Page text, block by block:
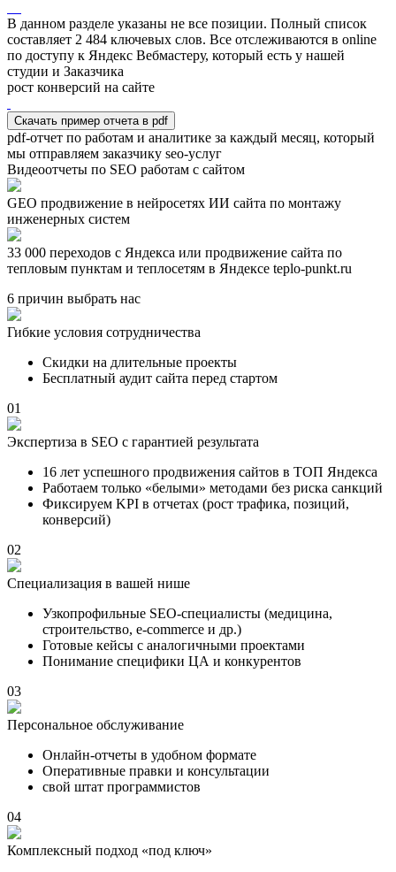
В данном разделе указаны не все позиции. Полный список
составляет 2 484 ключевых слов. Все отслеживаются в online
по доступу к Яндекс Вебмастеру, который есть у нашей
студии и Заказчика
рост конверсий на сайте
Скачать пример отчета в pdf
pdf-отчет по работам и аналитике за каждый месяц, который
мы отправляем заказчику seo-услуг
Видеоотчеты по SEO работам с сайтом
GEO продвижение в нейросетях ИИ сайта по монтажу
инженерных систем
33 000 переходов с Яндекса или продвижение сайта по
тепловым пунктам и теплосетям в Яндексе teplo-punkt.ru
6 причин выбрать нас
Гибкие условия сотрудничества
Скидки на длительные проекты
Бесплатный аудит сайта перед стартом
01
Экспертиза в SEO с гарантией результата
16 лет успешного продвижения сайтов в ТОП Яндекса
Работаем только «белыми» методами без риска санкций
Фиксируем KPI в отчетах (рост трафика, позиций,
конверсий)
02
Специализация в вашей нише
Узкопрофильные SEO-специалисты (медицина,
строительство, e-commerce и др.)
Готовые кейсы с аналогичными проектами
Понимание специфики ЦА и конкурентов
03
Персональное обслуживание
Онлайн-отчеты в удобном формате
Оперативные правки и консультации
свой штат программистов
04
Комплексный подход «под ключ»